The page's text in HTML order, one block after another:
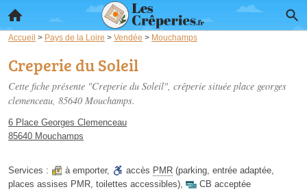
Accueil > Pays de la Loire > Vendée > Mouchamps
Creperie du Soleil
Cette fiche présente "Creperie du Soleil", crêperie située place georges
clemenceau, 85640 Mouchamps.
6 Place Georges Clemenceau
85640 Mouchamps
Services : à emporter, accès PMR (parking, entrée adaptée,
places assises PMR, toilettes accessibles), CB acceptée